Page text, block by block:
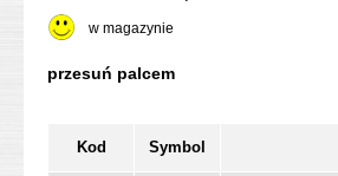
w magazynie
Kod Symbol